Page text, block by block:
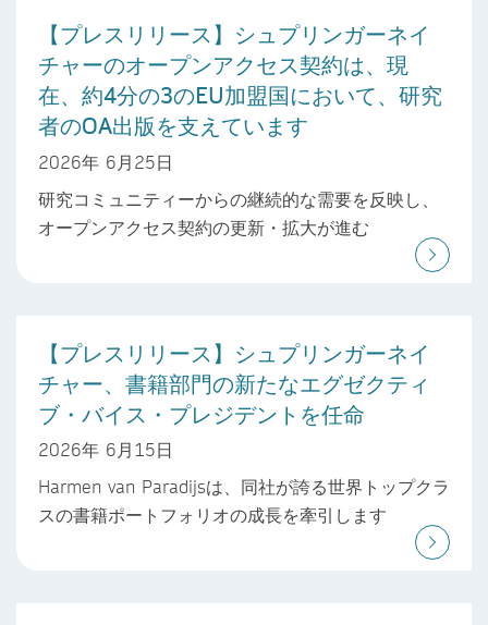
【プレスリリース】シュプリンガーネイ
チャーのオープンアクセス契約は、現
在、約4分の3のEU加盟国において、研究
者のOA出版を支えています
2026年 6月25日
研究コミュニティーからの継続的な需要を反映し、
オープンアクセス契約の更新・拡大が進む
【プレスリリース】シュプリンガーネイ
チャー、書籍部門の新たなエグゼクティ
ブ・バイス・プレジデントを任命
2026年 6月15日
Harmen van Paradijsは、同社が誇る世界トップクラ
スの書籍ポートフォリオの成長を牽引します